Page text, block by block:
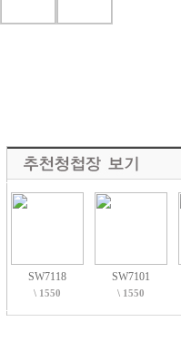
SW7118
\ 1550
SW7101
\ 1550